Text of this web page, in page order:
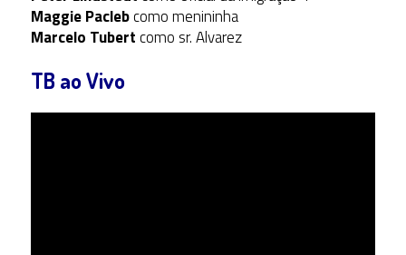
Maggie Paclebcomo menininha
Marcelo Tubertcomo sr. Alvarez
TB ao Vivo